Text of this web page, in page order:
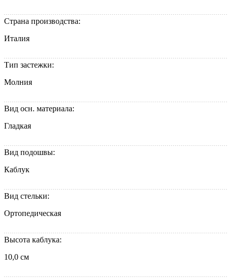
Страна производства:
Италия
Тип застежки:
Молния
Вид осн. материала:
Гладкая
Вид подошвы:
Каблук
Вид стельки:
Ортопедическая
Высота каблука:
10,0 см